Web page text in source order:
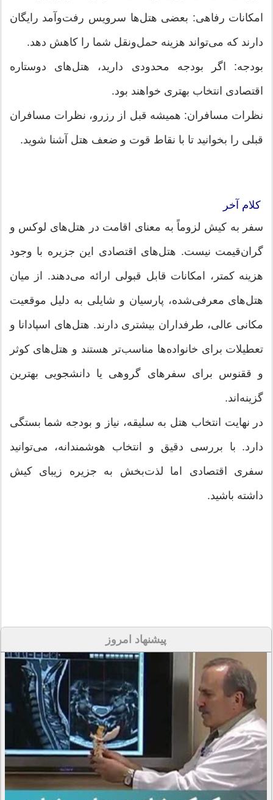
امکانات رفاهی: بعضی هتل‌ها سرویس رفت‌وآمد رایگان
دارند که می‌تواند هزینه حمل‌ونقل شما را کاهش دهد.
بودجه: اگر بودجه محدودی دارید، هتل‌های دو‌ستاره
اقتصادی انتخاب بهتری خواهند بود.
نظرات مسافران: همیشه قبل از رزرو، نظرات مسافران
قبلی را بخوانید تا با نقاط قوت و ضعف هتل آشنا شوید.
کلام آخر
سفر به کیش لزوماً به معنای اقامت در هتل‌های لوکس و
گران‌قیمت نیست. هتل‌های اقتصادی این جزیره با وجود
هزینه کمتر، امکانات قابل قبولی ارائه می‌دهند. از میان
هتل‌های معرفی‌شده، پارسیان و شایلی به دلیل موقعیت
مکانی عالی، طرفداران بیشتری دارند. هتل‌های اسپادانا و
تعطیلات برای خانواده‌ها مناسب‌تر هستند و هتل‌های کوثر
و ققنوس برای سفرهای گروهی یا دانشجویی بهترین
گزینه‌اند.
در نهایت انتخاب هتل به سلیقه، نیاز و بودجه شما بستگی
دارد. با بررسی دقیق و انتخاب هوشمندانه، می‌توانید
سفری اقتصادی اما لذت‌بخش به جزیره زیبای کیش
داشته باشید.
پیشنهاد امروز